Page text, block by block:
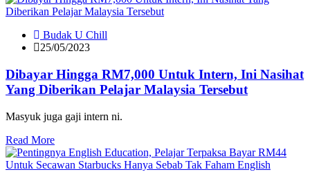
Budak U Chill
25/05/2023
Dibayar Hingga RM7,000 Untuk Intern, Ini Nasihat
Yang Diberikan Pelajar Malaysia Tersebut
Masyuk juga gaji intern ni.
Read More